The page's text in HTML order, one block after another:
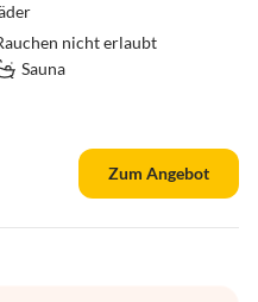
nicht erlaubt
Sauna
Zum Angebot